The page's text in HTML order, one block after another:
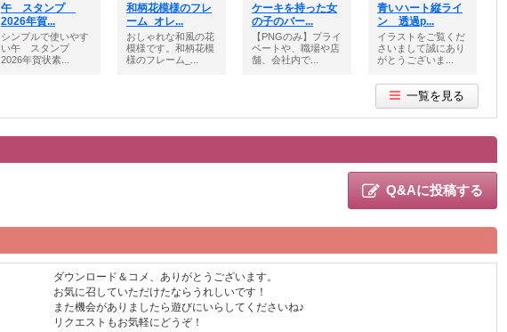
午 スタンプ
2026年賀...
シンプルで使いやす
い午 スタンプ
2026年賀状素...
和柄花模様のフレ
ーム_オレ...
おしゃれな和風の花
模様です。和柄花模
様のフレーム_...
ケーキを持った女
の子のバー...
【PNGのみ】プライ
ベートや、職場や店
舗、会社内で...
青いハート縦ライ
ン 透過p...
イラストをご覧くだ
さいまして誠にあり
がとうございま...
一覧を見る
Q&Aに投稿する
ダウンロード＆コメ、ありがとうございます。
お気に召していただけたならうれしいです！
また機会がありましたら遊びにいらしてくださいね♪
リクエストもお気軽にどうぞ！